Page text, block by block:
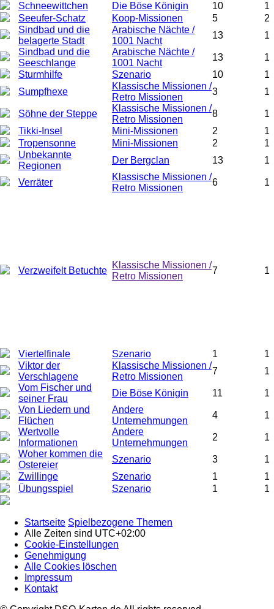
Schneewittchen
Die Böse Königin 10
1
Seeufer-Schatz
Koop-Missionen 5
2
Sindbad und die
belagerte Stadt
Arabische Nächte /
1001 Nacht
13
1
Sindbad und die
Seeschlange
Arabische Nächte /
1001 Nacht
13
1
Sturmhilfe
Szenario 10
1
Sumpfhexe
Klassische Missionen /
Retro Missionen
3 1
Söhne der Steppe
Klassische Missionen /
Retro Missionen
8
1
Tikki-Insel
Mini-Missionen 2
1
Tropensonne
Mini-Missionen 2
1
Unbekannte
Regionen
Der Bergclan 13 1
Verräter
Klassische Missionen /
Retro Missionen
6 1
Verzweifelt Betuchte
Klassische Missionen /
Retro Missionen
7 1
Viertelfinale Szenario 1
1
Viktor der
Verschlagene
Klassische Missionen /
Retro Missionen
7
1
Vom Fischer und
seiner Frau
Die Böse Königin 11
1
Von Liedern und
Flüchen
Andere
Unternehmungen
4
1
Wertvolle
Informationen
Andere
Unternehmungen
2
1
Woher kommen die
Ostereier
Szenario 3
1
Zwillinge
Szenario 1
1
Übungsspiel
Szenario 1 1
Startseite Spielbezogene Themen
Alle Zeiten sind UTC+02:00
Cookie-Einstellungen
Genehmigung
Alle Cookies löschen
Impressum
Kontakt